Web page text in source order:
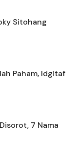
Sitohang
Paham, Idgitaf
7 Nama